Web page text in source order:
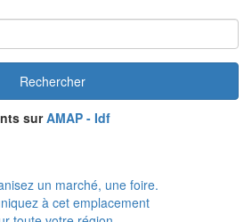
Rechercher
surAMAP - Idf
un marché, une foire.
à cet emplacement